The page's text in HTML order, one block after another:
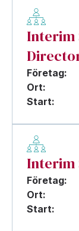
Interim
Företag:
Ort:
Start:
Interim
Företag:
Ort:
Start: